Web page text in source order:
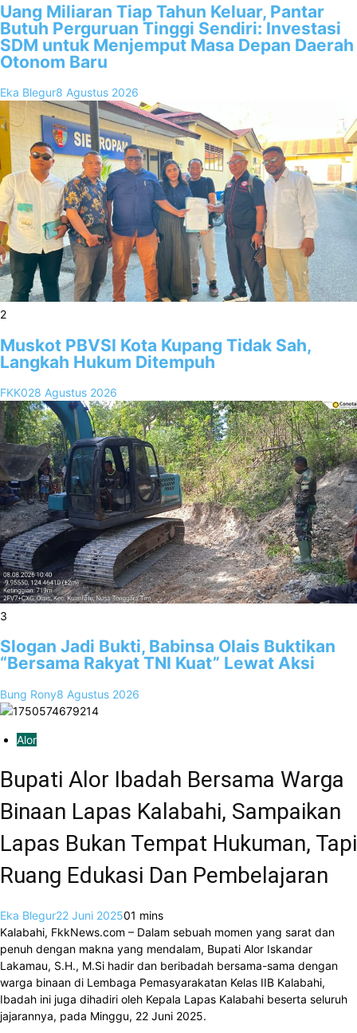
Uang Miliaran Tiap Tahun Keluar, Pantar
Butuh Perguruan Tinggi Sendiri: Investasi
SDM untuk Menjemput Masa Depan Daerah
Otonom Baru
Eka Blegur8 Agustus 2026
2
Muskot PBVSI Kota Kupang Tidak Sah,
Langkah Hukum Ditempuh
FKK028 Agustus 2026
3
Slogan Jadi Bukti, Babinsa Olais Buktikan
“Bersama Rakyat TNI Kuat” Lewat Aksi
Bung Rony8 Agustus 2026
Alor
Bupati Alor Ibadah Bersama Warga
Binaan Lapas Kalabahi, Sampaikan
Lapas Bukan Tempat Hukuman, Tapi
Ruang Edukasi Dan Pembelajaran
Eka Blegur22 Juni 202501 mins
Kalabahi, FkkNews.com – Dalam sebuah momen yang sarat dan
penuh dengan makna yang mendalam, Bupati Alor Iskandar
Lakamau, S.H., M.Si hadir dan beribadah bersama-sama dengan
warga binaan di Lembaga Pemasyarakatan Kelas IIB Kalabahi,
Ibadah ini juga dihadiri oleh Kepala Lapas Kalabahi beserta seluruh
jajarannya, pada Minggu, 22 Juni 2025.